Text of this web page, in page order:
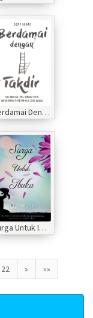
Berdamai Dengan Takdir
Surga Untuk Ibuku
22 » »»